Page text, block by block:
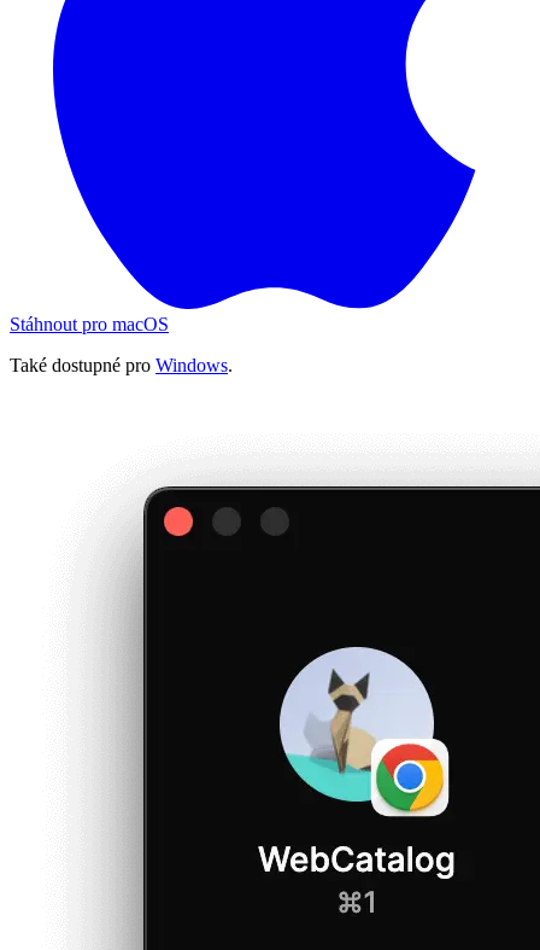
Stáhnout pro macOS
Také dostupné pro Windows.